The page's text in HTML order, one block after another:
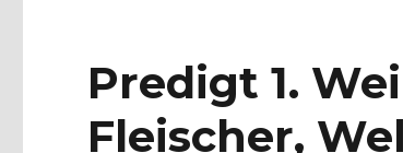
Predigt 1.
Fleischer,